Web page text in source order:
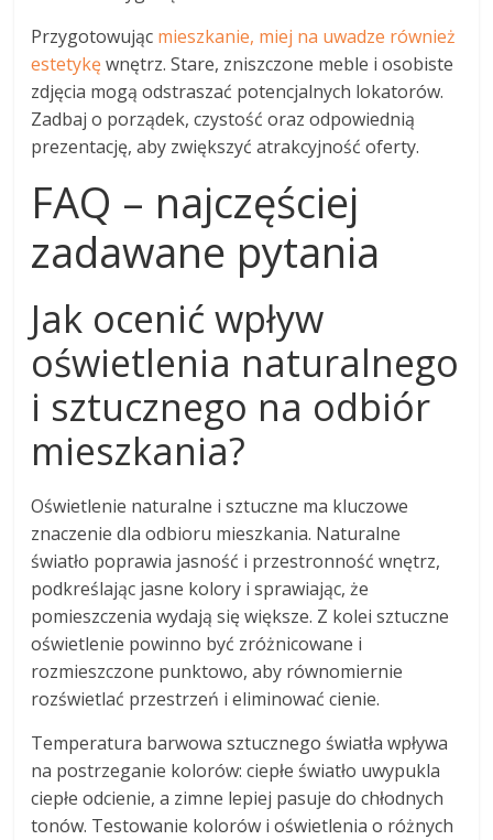
Przygotowując mieszkanie, miej na uwadze również
estetykęwnętrz. Stare, zniszczone meble i osobiste
zdjęcia mogą odstraszać potencjalnych lokatorów.
Zadbaj o porządek, czystość oraz odpowiednią
prezentację, aby zwiększyć atrakcyjność oferty.
FAQ – najczęściej
zadawane pytania
Jak ocenić wpływ
oświetlenia naturalnego
i sztucznego na odbiór
mieszkania?
Oświetlenie naturalne i sztuczne ma kluczowe
znaczenie dla odbioru mieszkania. Naturalne
światło poprawia jasność i przestronność wnętrz,
podkreślając jasne kolory i sprawiając, że
pomieszczenia wydają się większe. Z kolei sztuczne
oświetlenie powinno być zróżnicowane i
rozmieszczone punktowo, aby równomiernie
rozświetlać przestrzeń i eliminować cienie.
Temperatura barwowa sztucznego światła wpływa
na postrzeganie kolorów: ciepłe światło uwypukla
ciepłe odcienie, a zimne lepiej pasuje do chłodnych
tonów. Testowanie kolorów i oświetlenia o różnych